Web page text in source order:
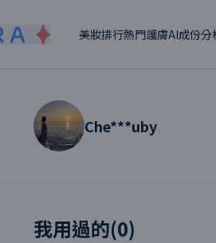
美妝排行熱門護膚AI成份分
讀者【Che***uby 】美妝真實體驗
Che***uby
我用過的(0)